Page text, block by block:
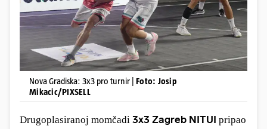
Nova Gradiska: 3x3 pro turnir | Foto: Josip
Mikacic/PIXSELL
Drugoplasiranoj momčadi 3x3 Zagreb NITUI pripao